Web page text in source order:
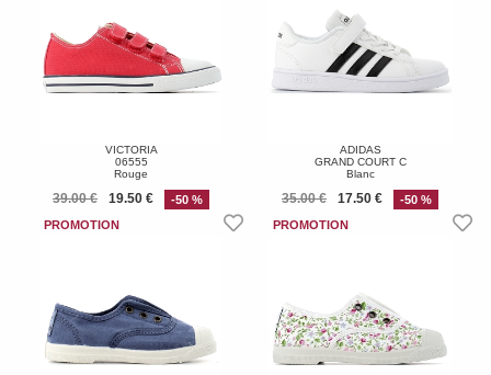
VICTORIA
06555
Rouge
39.00 € 19.50 € -50 %
ADIDAS
GRAND COURT C
Blanc
35.00 € 17.50 € -50 %